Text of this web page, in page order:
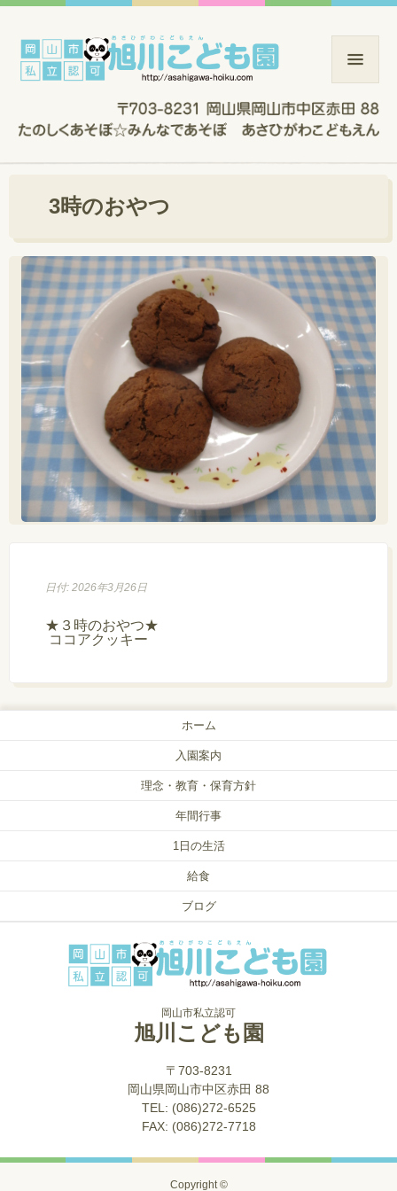
3時のおやつ
日付: 2026年3月26日
★３時のおやつ★
ココアクッキー
ホーム
入園案内
理念・教育・保育方針
年間行事
1日の生活
給食
ブログ
岡山市私立認可
旭川こども園
〒703-8231
岡山県岡山市中区赤田 88
TEL: (086)272-6525
FAX: (086)272-7718
Copyright ©